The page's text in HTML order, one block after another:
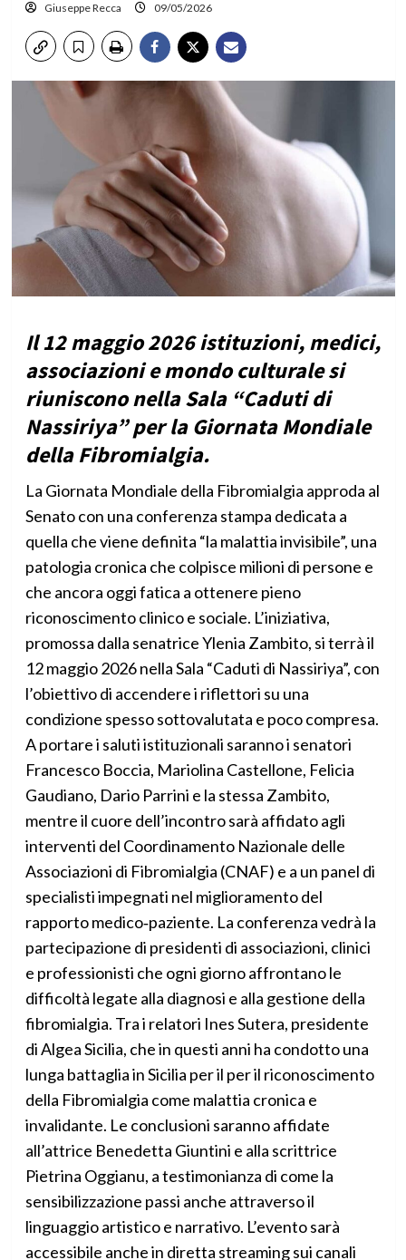
Giuseppe Recca 09/05/2026
Il 12 maggio 2026 istituzioni, medici,
associazioni e mondo culturale si
riuniscono nella Sala “Caduti di
Nassiriya” per la Giornata Mondiale
della Fibromialgia.
La Giornata Mondiale della Fibromialgia approda al
Senato con una conferenza stampa dedicata a
quella che viene definita “la malattia invisibile”, una
patologia cronica che colpisce milioni di persone e
che ancora oggi fatica a ottenere pieno
riconoscimento clinico e sociale. L’iniziativa,
promossa dalla senatrice Ylenia Zambito, si terrà il
12 maggio 2026 nella Sala “Caduti di Nassiriya”, con
l’obiettivo di accendere i riflettori su una
condizione spesso sottovalutata e poco compresa.
A portare i saluti istituzionali saranno i senatori
Francesco Boccia, Mariolina Castellone, Felicia
Gaudiano, Dario Parrini e la stessa Zambito,
mentre il cuore dell’incontro sarà affidato agli
interventi del Coordinamento Nazionale delle
Associazioni di Fibromialgia (CNAF) e a un panel di
specialisti impegnati nel miglioramento del
rapporto medico‑paziente. La conferenza vedrà la
partecipazione di presidenti di associazioni, clinici
e professionisti che ogni giorno affrontano le
difficoltà legate alla diagnosi e alla gestione della
fibromialgia. Tra i relatori Ines Sutera, presidente
di Algea Sicilia, che in questi anni ha condotto una
lunga battaglia in Sicilia per il per il riconoscimento
della Fibromialgia come malattia cronica e
invalidante. Le conclusioni saranno affidate
all’attrice Benedetta Giuntini e alla scrittrice
Pietrina Oggianu, a testimonianza di come la
sensibilizzazione passi anche attraverso il
linguaggio artistico e narrativo. L’evento sarà
accessibile anche in diretta streaming sui canali